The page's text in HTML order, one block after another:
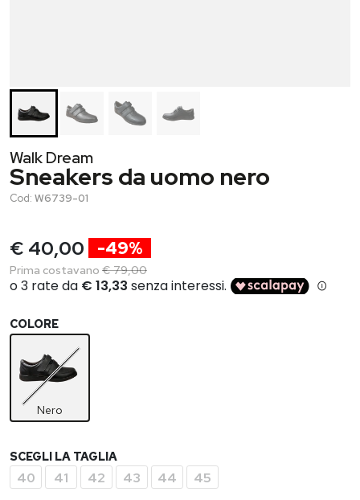
Walk Dream
Sneakers da uomo nero
Cod: W6739-01
€ 40,00 -49%
Prima costavano € 79,00
COLORE
Nero
SCEGLI LA TAGLIA
40 41 42 43 44 45